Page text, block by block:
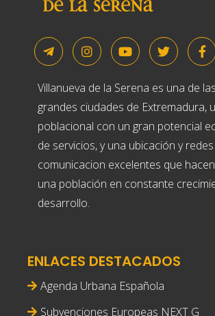
Villanueva de la Serena es una de
grandes ciudades de Extremadura,
poblacional con un gran potencial
de servicios, y una ubicación y
comunicacion excelentes que
una población en constante
desarrollo.
ENLACES DESTACADOS
Agenda Urbana Española
Subvenciones Europeas NEXT G